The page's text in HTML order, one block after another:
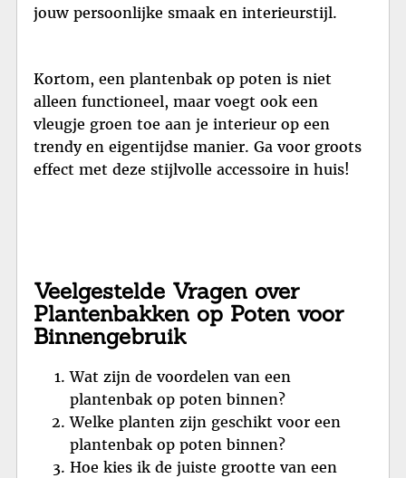
jouw persoonlijke smaak en interieurstijl.
Kortom, een plantenbak op poten is niet
alleen functioneel, maar voegt ook een
vleugje groen toe aan je interieur op een
trendy en eigentijdse manier. Ga voor groots
effect met deze stijlvolle accessoire in huis!
Veelgestelde Vragen over
Plantenbakken op Poten voor
Binnengebruik
Wat zijn de voordelen van een
plantenbak op poten binnen?
Welke planten zijn geschikt voor een
plantenbak op poten binnen?
Hoe kies ik de juiste grootte van een